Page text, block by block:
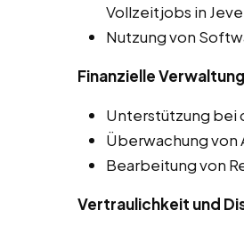
Vollzeitjobs in
Nutzung von
Finanzielle
Unterstützung bei
Überwachung von
Bearbeitung von
Vertraulichkeit und